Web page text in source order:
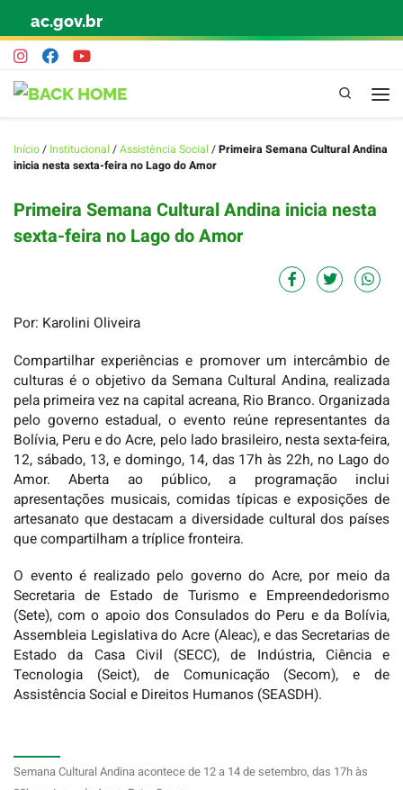
Skip to content
ac.gov.br
Pesquisa
Início/ Institucional /Assistência Social /Primeira Semana Cultural Andina
inicia nesta sexta-feira no Lago do Amor
Primeira Semana Cultural Andina inicia nesta
sexta-feira no Lago do Amor
Por: Karolini Oliveira
Compartilhar experiências e promover um intercâmbio de
culturas é o objetivo da Semana Cultural Andina, realizada
pela primeira vez na capital acreana, Rio Branco. Organizada
pelo governo estadual, o evento reúne representantes da
Bolívia, Peru e do Acre, pelo lado brasileiro, nesta sexta-feira,
12, sábado, 13, e domingo, 14, das 17h às 22h, no Lago do
Amor. Aberta ao público, a programação inclui
apresentações musicais, comidas típicas e exposições de
artesanato que destacam a diversidade cultural dos países
que compartilham a tríplice fronteira.
O evento é realizado pelo governo do Acre, por meio da
Secretaria de Estado de Turismo e Empreendedorismo
(Sete), com o apoio dos Consulados do Peru e da Bolívia,
Assembleia Legislativa do Acre (Aleac), e das Secretarias de
Estado da Casa Civil (SECC), de Indústria, Ciência e
Tecnologia (Seict), de Comunicação (Secom), e de
Assistência Social e Direitos Humanos (SEASDH).
Semana Cultural Andina acontece de 12 a 14 de setembro, das 17h às